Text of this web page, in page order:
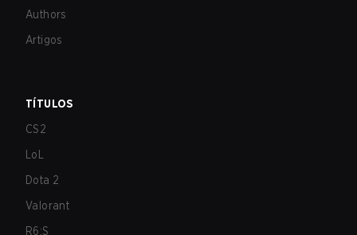
Authors
Artigos
TÍTULOS
CS2
LoL
Dota 2
Valorant
R6:S